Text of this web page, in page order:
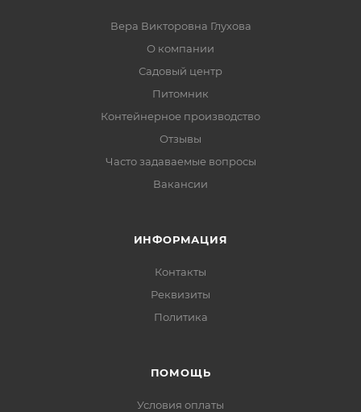
Вера Викторовна Глухова
О компании
Садовый центр
Питомник
Контейнерное производство
Отзывы
Часто задаваемые вопросы
Вакансии
ИНФОРМАЦИЯ
Контакты
Реквизиты
Политика
ПОМОЩЬ
Условия оплаты